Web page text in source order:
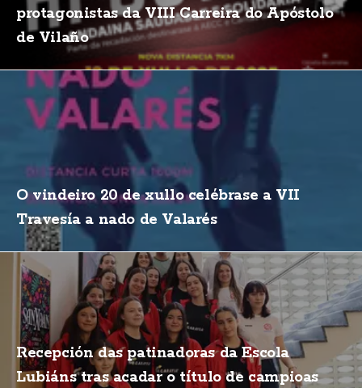
protagonistas da VIII Carreira do Apóstolo
de Vilaño
O vindeiro 20 de xullo celébrase a VII
Travesía a nado de Valarés
Recepción das patinadoras da Escola
Lubiáns tras acadar o título de campioas